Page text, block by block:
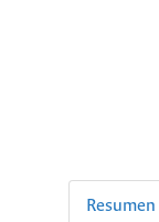
Resumen